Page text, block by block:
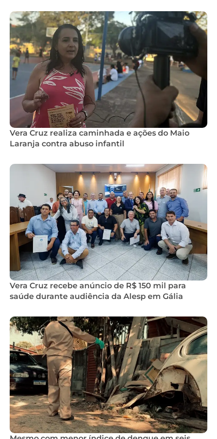
Vera Cruz realiza caminhada e ações do Maio
Laranja contra abuso infantil
Vera Cruz recebe anúncio de R$ 150 mil para
saúde durante audiência da Alesp em Gália